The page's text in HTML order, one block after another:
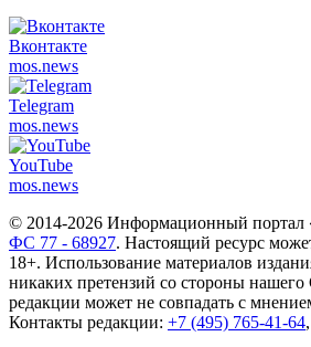
Вконтакте
mos.news
Telegram
mos.news
YouTube
mos.news
© 2014-2026 Информационный портал
ФС 77 - 68927. Настоящий ресурс
18+. Использование материалов
никаких претензий со стороны
редакции может не совпадать с
Контакты редакции: +7 (495) 765-41-64,